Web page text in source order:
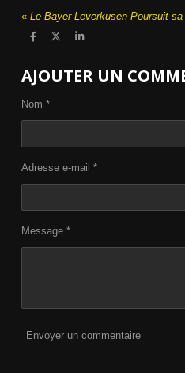
«
P
t
a
e
P
a
P
t
a
AJOUTER UN
Nom *
Adresse e-mail *
Message *
Envoyer un commentaire